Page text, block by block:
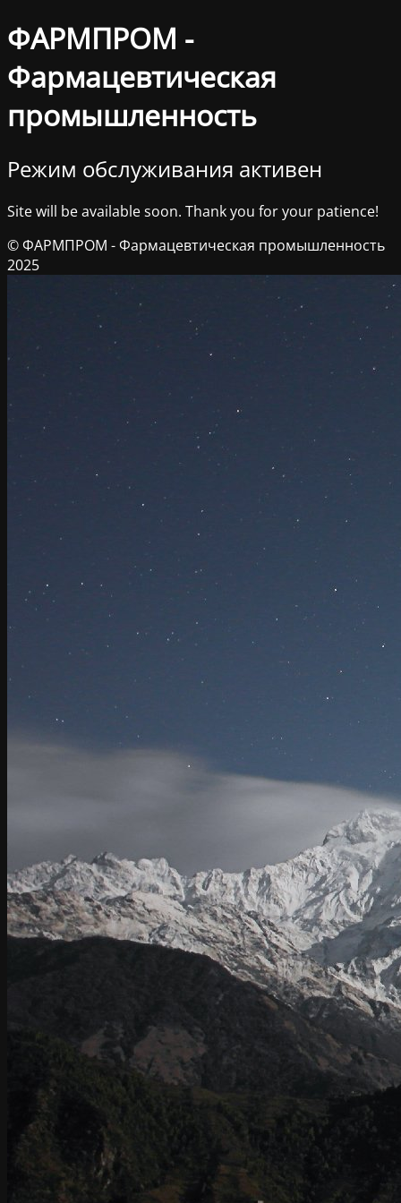
ФАРМПРОМ -
Фармацевтическая
промышленность
Режим обслуживания активен
Site will be available soon. Thank you for your patience!
© ФАРМПРОМ - Фармацевтическая промышленность
2025